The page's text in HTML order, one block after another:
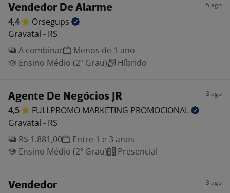
Vendedor De Alarme 5 ago
4,4
Orsegups
Gravataí - RS
A combinar
Menos de 1 ano
Ensino Médio (2º Grau)
Híbrido
Agente De Negócios JR 3 ago
4,5 FULLPROMO MARKETING PROMOCIONAL
Gravataí - RS
R$ 1.881,00
Entre 1 e 3 anos
Ensino Médio (2º Grau)
Presencial
Vendedor 3 ago